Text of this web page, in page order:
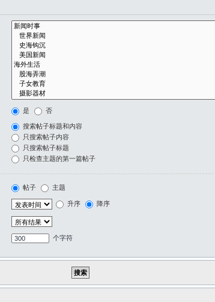
是 否
搜索帖子标题和内容
只搜索帖子内容
只搜索帖子标题
只检查主题的第一篇帖子
帖子 主题
升序 降序
个字符